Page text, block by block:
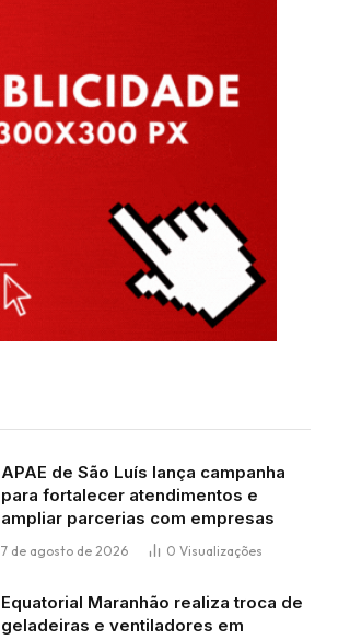
APAE de São Luís lança campanha
para fortalecer atendimentos e
ampliar parcerias com empresas
7 de agosto de 2026 0 Visualizações
Equatorial Maranhão realiza troca de
geladeiras e ventiladores em